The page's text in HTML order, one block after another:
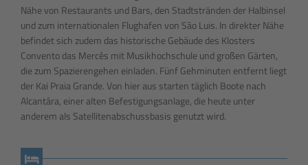
Nähe von Restaurants und Bars, den Stadtstränden der Halbinsel
und zum internationalen Flughafen von São Luis. In direkter Nähe
befindet sich zudem das historische Gebäude des Klosters
Convento das Mercês mit Musikhochschule und großen Gärten,
die zum Spazierengehen einladen. Fünf Gehminuten entfernt liegt
der Kai Praia Grande. Von hier aus starten täglich Boote nach
Alcantâra, einer alten Befestigungsanlage, die heute unter
anderem als Satellitenabschussbasis genutzt wird.